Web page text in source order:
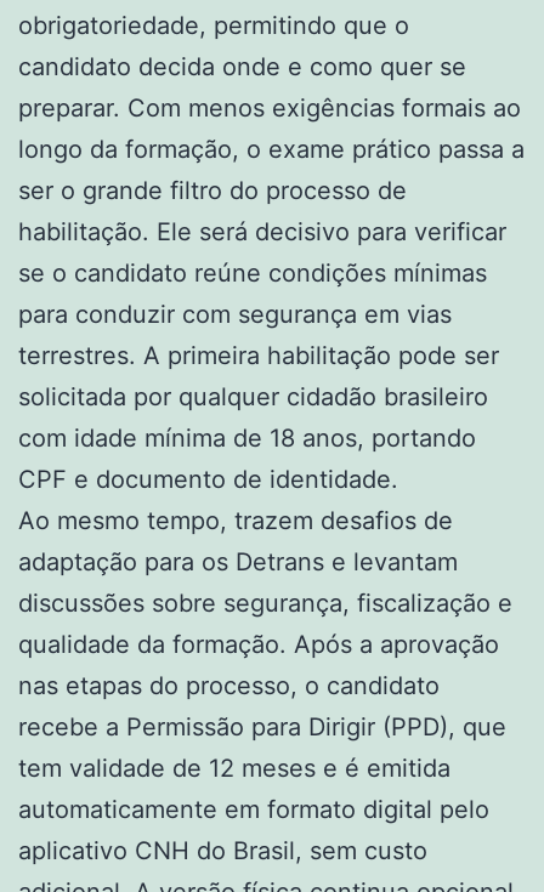
obrigatoriedade, permitindo que o
candidato decida onde e como quer se
preparar. Com menos exigências formais ao
longo da formação, o exame prático passa a
ser o grande filtro do processo de
habilitação. Ele será decisivo para verificar
se o candidato reúne condições mínimas
para conduzir com segurança em vias
terrestres. A primeira habilitação pode ser
solicitada por qualquer cidadão brasileiro
com idade mínima de 18 anos, portando
CPF e documento de identidade.
Ao mesmo tempo, trazem desafios de
adaptação para os Detrans e levantam
discussões sobre segurança, fiscalização e
qualidade da formação. Após a aprovação
nas etapas do processo, o candidato
recebe a Permissão para Dirigir (PPD), que
tem validade de 12 meses e é emitida
automaticamente em formato digital pelo
aplicativo CNH do Brasil, sem custo